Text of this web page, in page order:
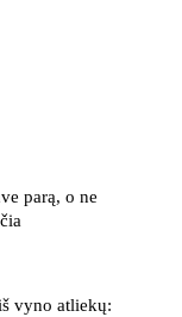
parą, o ne
vyno atliekų: